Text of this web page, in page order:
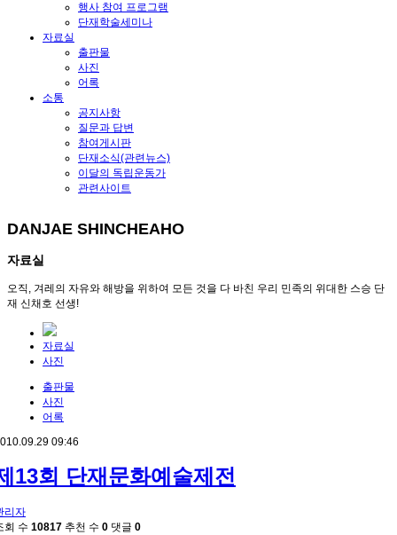
행사 참여 프로그램
단재학술세미나
자료실
출판물
사진
어록
소통
공지사항
질문과 답변
참여게시판
단재소식(관련뉴스)
이달의 독립운동가
관련사이트
DANJAE SHINCHEAHO
자료실
오직, 겨레의 자유와 해방을 위하여 모든 것을 다 바친 우리 민족의 위대한 스승 단
재 신채호 선생!
자료실
사진
출판물
사진
어록
09:46
13회 단재문화예술제전
리자
회 수 10817 추천 수 0 댓글 0